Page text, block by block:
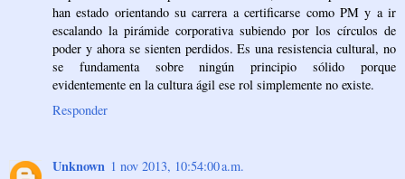
han estado orientando su carrera a certificarse como PM y a ir
escalando la pirámide corporativa subiendo por los círculos de
poder y ahora se sienten perdidos. Es una resistencia cultural, no
se fundamenta sobre ningún principio sólido porque
evidentemente en la cultura ágil ese rol simplemente no existe.
Responder
Unknown 1 nov 2013, 10:54:00 a.m.